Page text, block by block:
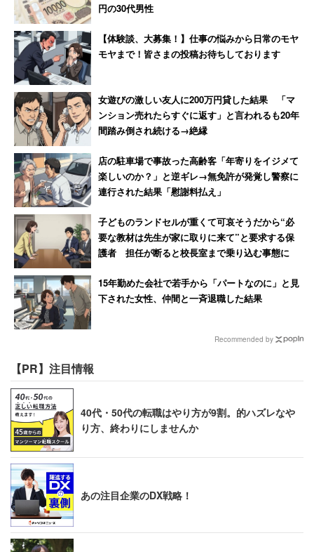
円の30代男性
【体験談、大募集！】仕事の悩みから日常のモヤ
モヤまで！皆さまの投稿お待ちしております
女遊びの激しい友人に200万円貸した結果 「マ
ンション売れたらすぐに返す」と言われるも20年
間踏み倒され続ける→絶縁
店の駐車場で事故った高齢客「年寄りをイジメて
楽しいのか？」と逆ギレ→無免許が発覚し警察に
連行された結果「慰謝料払え」
子どものランドセルが重くて可哀そうだから“必
要な教材は先生が家に取りに来て”と要求する保
護者 担任が断ると校長室まで乗り込む事態に
15年勤めた会社で若手から「パートなのに」と見
下された女性、仲間と一斉退職した結果
Recommended by
【PR】注目情報
40代・50代の転職はやり方が9割。的ハズレなや
り方、終わりにしませんか
あの注目企業のDX戦略！